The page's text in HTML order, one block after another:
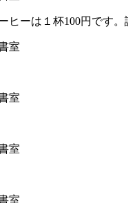
ヒーは１杯100円です。